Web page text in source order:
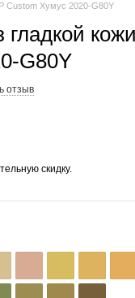
Custom Хумус 2020-G80Y
G80Y
отзыв
скидку.